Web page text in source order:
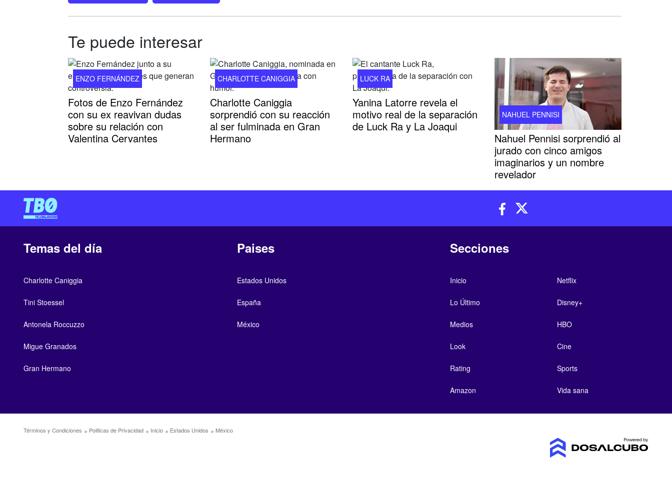
Te puede interesar
ENZO FERNÁNDEZ
Fotos de Enzo Fernández
con su ex reavivan dudas
sobre su relación con
Valentina Cervantes
CHARLOTTE CANIGGIA
Charlotte Caniggia
sorprendió con su reacción
al ser fulminada en Gran
Hermano
LUCK RA
Yanina Latorre revela el
motivo real de la separación
de Luck Ra y La Joaqui
NAHUEL PENNISI
Nahuel Pennisi sorprendió al
jurado con cinco amigos
imaginarios y un nombre
revelador
Temas del día
Charlotte Caniggia
Tini Stoessel
Antonela Roccuzzo
Migue Granados
Gran Hermano
Paises
Estados Unidos
España
México
Secciones
Inicio
Lo Último
Medios
Look
Rating
Amazon
Netflix
Disney+
HBO
Cine
Sports
Vida sana
Términos y Condiciones Politicas de Privacidad Inicio Estados Unidos México